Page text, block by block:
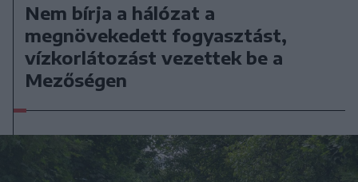
Nem bírja a hálózat a
megnövekedett fogyasztást,
vízkorlátozást vezettek be a
Mezőségen